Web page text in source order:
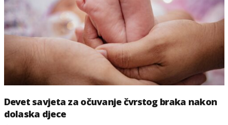
Devet savjeta za očuvanje čvrstog braka nakon
dolaska djece